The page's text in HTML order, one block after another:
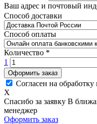
Ваш адрес и почтовый
Способ доставки
Способ оплаты
Количество *
1
Оформить заказ
Согласен на
X
Спасибо за заявку В
менеджер
Оформить заказ